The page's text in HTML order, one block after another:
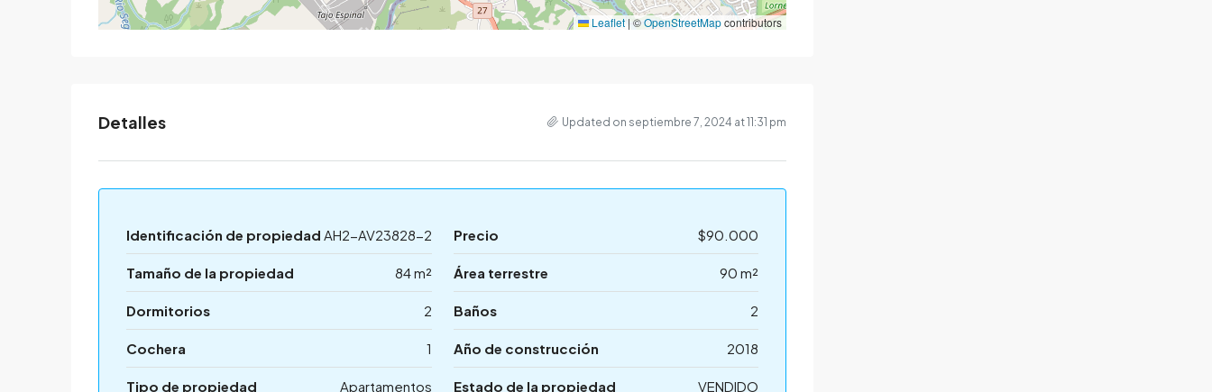
Leaflet | ©OpenStreetMapcontributors
Detalles Updated on septiembre 7, 2024 at 11:31 pm
Identificación de propiedad AH2-AV23828-2 Precio $90.000
Tamaño de la propiedad 84 m² Área terrestre 90 m²
Dormitorios 2 Baños 2
Cochera 1 Año de construcción 2018
Tipo de propiedad Apartamentos Estado de la propiedad VENDIDO